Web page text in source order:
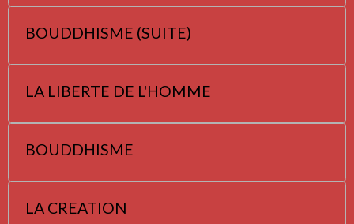
BOUDDHISME (SUITE)
LA LIBERTE DE L'HOMME
BOUDDHISME
LA CREATION